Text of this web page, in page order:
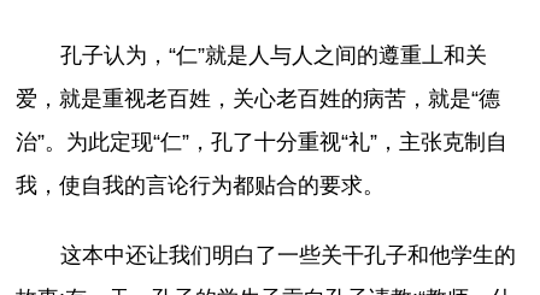
孔子认为，“仁”就是人与人之间的遵重丄和关
爱，就是重视老百姓，关心老百姓的病苦，就是“德
治”。为此定现“仁”，孔了十分重视“礼”，主张克制自
我，使自我的言论行为都贴合的要求。
这本中还让我们明白了一些关干孔子和他学生的